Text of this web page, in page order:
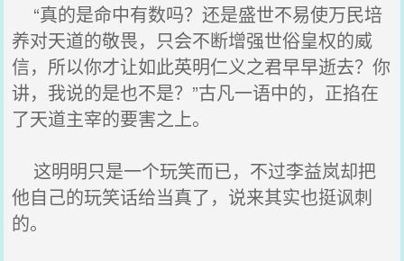
“真的是命中有数吗？还是盛世不易使万民培
养对天道的敬畏，只会不断增强世俗皇权的威
信，所以你才让如此英明仁义之君早早逝去？你
讲，我说的是也不是？”古凡一语中的，正掐在
了天道主宰的要害之上。
这明明只是一个玩笑而已，不过李益岚却把
他自己的玩笑话给当真了，说来其实也挺讽刺
的。